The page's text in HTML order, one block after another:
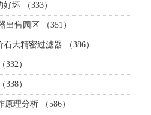
坏 （333）
出售园区 （351）
大精密过滤器 （386）
）
）
理分析 （586）